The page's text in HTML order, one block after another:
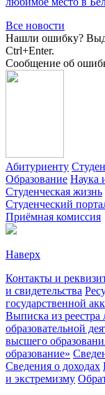
Все новости
Нашли ошибку?
Ctrl+Enter.
Сообщение об
Абитуриенту
Образование Наука
Студенческая жизнь
Студенческий
Приёмная комиссия
Наверх
Контакты и
и свидетельства
государственной
Выписка из реестра
образовательной
высшего
образование»
Сведения о доходах
и экстремизму